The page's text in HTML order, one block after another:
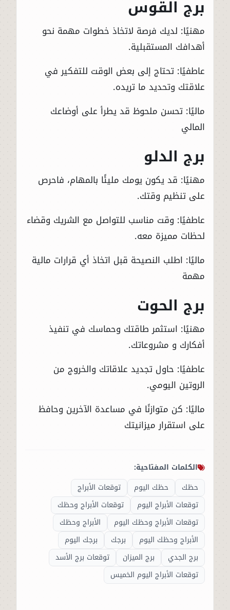
برج القوس
مهنيًا: لديك فرصة لاتخاذ خطوات مهمة نحو
أهدافك المستقبلية.
عاطفيًا: تحتاج إلى بعض الوقت للتفكير في
علاقتك وتحديد ما تريده.
ماليًا: تحسن ملحوظ قد يطرأ على أوضاعك
المالي
برج الدلو
مهنيًا: قد يكون يومك مليئًا بالمهام، فاحرص
على تنظيم وقتك.
عاطفيًا: وقت مناسب للتواصل مع الشريك وقضاء
لحظات مميزة معه.
ماليًا: اطلب النصيحة قبل اتخاذ أي قرارات مالية
مهمة
برج الحوت
مهنيًا: استثمر طاقتك وحماسك في تنفيذ
أفكارك و مشروعاتك.
عاطفيًا: حاول تجديد علاقاتك والخروج من
الروتين اليومي.
ماليًا: كن متوازنًا في مساعدة الآخرين وحافظ
على استقرار ميزانيتك
الكلمات المفتاحية:
حظك
حظك اليوم
توقعات الأبراج
توقعات الأبراج اليوم
توقعات الأبراج وحظك
توقعات الأبراج وحظك اليوم
الأبراج وحظك
الأبراج وحظك اليوم
برجك
برجك اليوم
برج الجدي
برج الميزان
توقعات برج الأسد
توقعات الأبراج اليوم الخميس